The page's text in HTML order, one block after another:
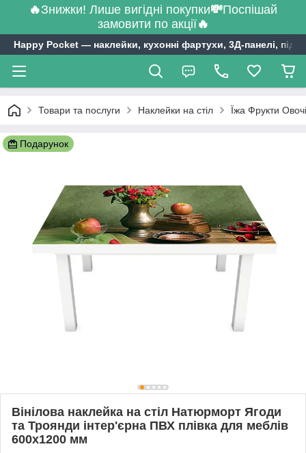
🔥Знижки! Лише вигідні покупки💸Поспішай
замовити по акції🔥
Happy Pocket ― наклейки, кухонні фартухи, 3Д-панелі,
Товари та послуги Наклейки на стіл Їжа Фрукти
Подарунок
Вінілова наклейка на стіл Натюрморт Ягоди
та Троянди інтер'єрна ПВХ плівка для меблів
600х1200 мм